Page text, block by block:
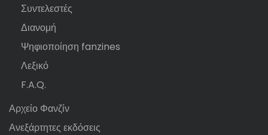
Συντελεστές
Διανομή
Ψηφιοποίηση fanzines
Λεξικό
F.A.Q.
Αρχείο Φανζίν
Ανεξάρτητες εκδόσεις